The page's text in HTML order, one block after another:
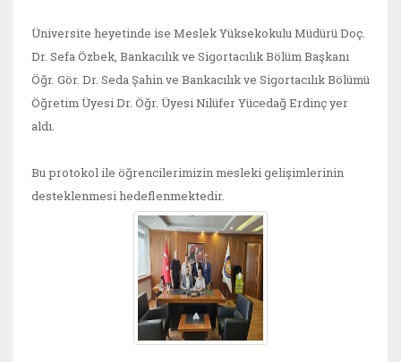
Üniversite heyetinde ise Meslek Yüksekokulu Müdürü Doç.
Dr. Sefa Özbek, Bankacılık ve Sigortacılık Bölüm Başkanı
Öğr. Gör. Dr. Seda Şahin ve Bankacılık ve Sigortacılık Bölümü
Öğretim Üyesi Dr. Öğr. Üyesi Nilüfer Yücedağ Erdinç yer
aldı.
Bu protokol ile öğrencilerimizin mesleki gelişimlerinin
desteklenmesi hedeflenmektedir.